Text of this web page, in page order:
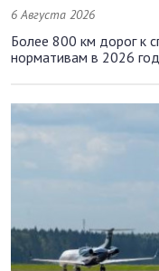
6 Августа 2026
Более 800 км дорог к
нормативам в 2026